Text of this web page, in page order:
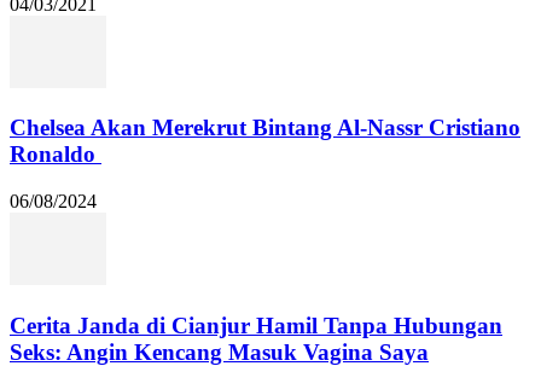
Chelsea Akan Merekrut Bintang Al-Nassr Cristiano
Ronaldo
06/08/2024
Cerita Janda di Cianjur Hamil Tanpa Hubungan
Seks: Angin Kencang Masuk Vagina Saya